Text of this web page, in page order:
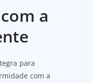
a
para
com a